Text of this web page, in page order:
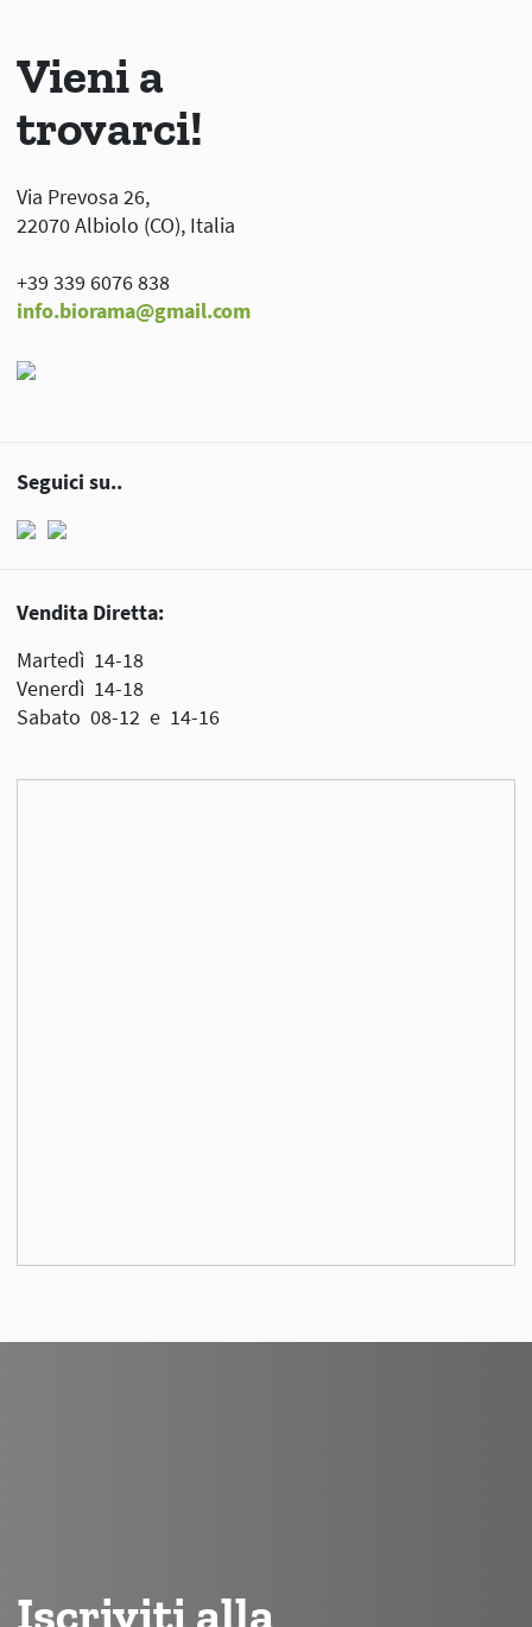
Vieni a
trovarci!
Via Prevosa 26,
22070 Albiolo (CO), Italia
+39 339 6076 838
info.biorama@gmail.com
Seguici su..
Vendita Diretta:
Martedì 14-18
Venerdì 14-18
Sabato 08-12 e 14-16
Iscriviti alla